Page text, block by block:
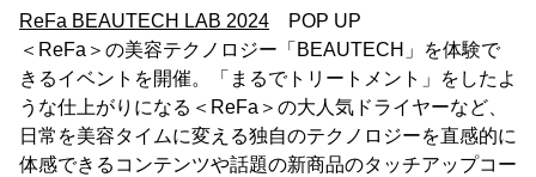
ReFa BEAUTECH LAB 2024 POP UP
＜ReFa＞の美容テクノロジー「BEAUTECH」を体験で
きるイベントを開催。「まるでトリートメント」をしたよ
うな仕上がりになる＜ReFa＞の大人気ドライヤーなど、
日常を美容タイムに変える独自のテクノロジーを直感的に
体感できるコンテンツや話題の新商品のタッチアップコー